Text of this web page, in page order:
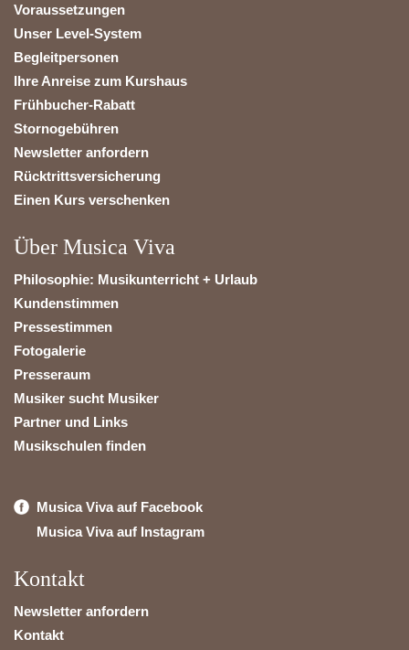
Voraussetzungen
Unser Level-System
Begleitpersonen
Ihre Anreise zum Kurshaus
Frühbucher-Rabatt
Stornogebühren
Newsletter anfordern
Rücktrittsversicherung
Einen Kurs verschenken
Über Musica Viva
Philosophie: Musikunterricht + Urlaub
Kundenstimmen
Pressestimmen
Fotogalerie
Presseraum
Musiker sucht Musiker
Partner und Links
Musikschulen finden
Musica Viva auf Facebook
Musica Viva auf Instagram
Kontakt
Newsletter anfordern
Kontakt